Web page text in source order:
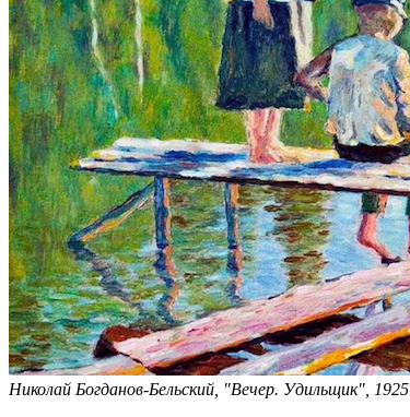
Николай Богданов-Бельский, "Вечер. Удильщик", 1925